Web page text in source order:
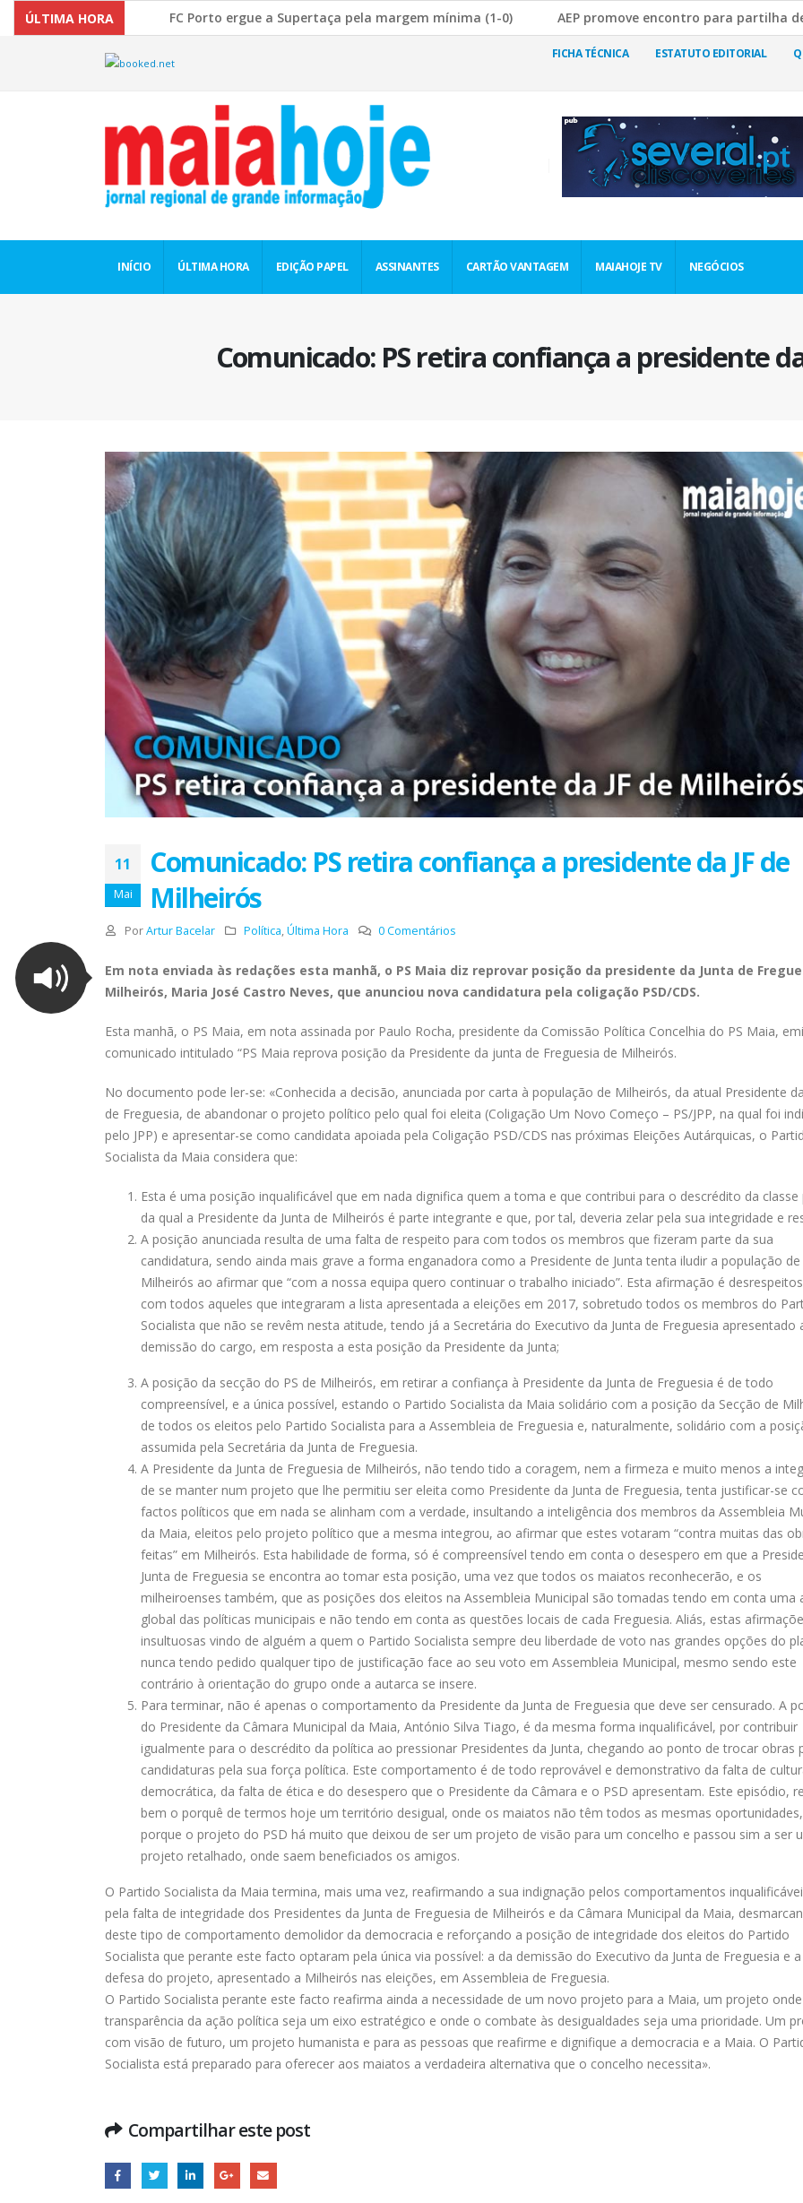
ÚLTIMA HORAFC Porto ergue a Supertaça pela margem mínima (1-0) AEP promove encontro para partilha de boas
Comissão Europeia quer ouvir as PME’s sobre a Rutura da Cadeia de Abastecimento JF Nogueira e
FICHA TÉCNICA ESTATUTO EDITORIAL
INÍCIO ÚLTIMA HORA EDIÇÃO PAPEL ASSINANTES CARTÃO VANTAGEM MAIAHOJE TV NEGÓCIOS
Comunicado: PS retira confiança a presidente
11
Mai
Comunicado: PS retira confiança a presidente da JF de
Milheirós
PorArtur Bacelar Política,Última Hora 0 Comentários
Em nota enviada às redações esta manhã, o PS Maia diz reprovar posição da presidente da Junta de
Milheirós, Maria José Castro Neves, que anunciou nova candidatura pela coligação PSD/CDS.
Esta manhã, o PS Maia, em nota assinada por Paulo Rocha, presidente da Comissão Política Concelhia do PS Maia,
comunicado intitulado “PS Maia reprova posição da Presidente da junta de Freguesia de Milheirós.
No documento pode ler-se: «Conhecida a decisão, anunciada por carta à população de Milheirós, da atual Presidente
de Freguesia, de abandonar o projeto político pelo qual foi eleita (Coligação Um Novo Começo – PS/JPP, na qual foi
pelo JPP) e apresentar-se como candidata apoiada pela Coligação PSD/CDS nas próximas Eleições Autárquicas, o
Socialista da Maia considera que:
Esta é uma posição inqualificável que em nada dignifica quem a toma e que contribui para o descrédito da classe
da qual a Presidente da Junta de Milheirós é parte integrante e que, por tal, deveria zelar pela sua integridade e
A posição anunciada resulta de uma falta de respeito para com todos os membros que fizeram parte da sua
candidatura, sendo ainda mais grave a forma enganadora como a Presidente de Junta tenta iludir a população de
Milheirós ao afirmar que “com a nossa equipa quero continuar o trabalho iniciado”. Esta afirmação é
com todos aqueles que integraram a lista apresentada a eleições em 2017, sobretudo todos os membros do
Socialista que não se revêm nesta atitude, tendo já a Secretária do Executivo da Junta de Freguesia apresentado
demissão do cargo, em resposta a esta posição da Presidente da Junta;
A posição da secção do PS de Milheirós, em retirar a confiança à Presidente da Junta de Freguesia é de todo
compreensível, e a única possível, estando o Partido Socialista da Maia solidário com a posição da Secção de
de todos os eleitos pelo Partido Socialista para a Assembleia de Freguesia e, naturalmente, solidário com a
assumida pela Secretária da Junta de Freguesia.
A Presidente da Junta de Freguesia de Milheirós, não tendo tido a coragem, nem a firmeza e muito menos a
de se manter num projeto que lhe permitiu ser eleita como Presidente da Junta de Freguesia, tenta justificar-se
factos políticos que em nada se alinham com a verdade, insultando a inteligência dos membros da Assembleia
da Maia, eleitos pelo projeto político que a mesma integrou, ao afirmar que estes votaram “contra muitas das
feitas” em Milheirós. Esta habilidade de forma, só é compreensível tendo em conta o desespero em que a
Junta de Freguesia se encontra ao tomar esta posição, uma vez que todos os maiatos reconhecerão, e os
milheiroenses também, que as posições dos eleitos na Assembleia Municipal são tomadas tendo em conta uma
global das políticas municipais e não tendo em conta as questões locais de cada Freguesia. Aliás, estas
insultuosas vindo de alguém a quem o Partido Socialista sempre deu liberdade de voto nas grandes opções do
nunca tendo pedido qualquer tipo de justificação face ao seu voto em Assembleia Municipal, mesmo sendo este
contrário à orientação do grupo onde a autarca se insere.
Para terminar, não é apenas o comportamento da Presidente da Junta de Freguesia que deve ser censurado. A
do Presidente da Câmara Municipal da Maia, António Silva Tiago, é da mesma forma inqualificável, por contribuir
igualmente para o descrédito da política ao pressionar Presidentes da Junta, chegando ao ponto de trocar obras
candidaturas pela sua força política. Este comportamento é de todo reprovável e demonstrativo da falta de
democrática, da falta de ética e do desespero que o Presidente da Câmara e o PSD apresentam. Este episódio,
bem o porquê de termos hoje um território desigual, onde os maiatos não têm todos as mesmas oportunidades,
porque o projeto do PSD há muito que deixou de ser um projeto de visão para um concelho e passou sim a ser
projeto retalhado, onde saem beneficiados os amigos.
O Partido Socialista da Maia termina, mais uma vez, reafirmando a sua indignação pelos comportamentos
pela falta de integridade dos Presidentes da Junta de Freguesia de Milheirós e da Câmara Municipal da Maia,
deste tipo de comportamento demolidor da democracia e reforçando a posição de integridade dos eleitos do Partido
Socialista que perante este facto optaram pela única via possível: a da demissão do Executivo da Junta de Freguesia e
defesa do projeto, apresentado a Milheirós nas eleições, em Assembleia de Freguesia.
O Partido Socialista perante este facto reafirma ainda a necessidade de um novo projeto para a Maia, um projeto
transparência da ação política seja um eixo estratégico e onde o combate às desigualdades seja uma prioridade. Um
com visão de futuro, um projeto humanista e para as pessoas que reafirme e dignifique a democracia e a Maia. O
Socialista está preparado para oferecer aos maiatos a verdadeira alternativa que o concelho necessita».
Compartilhar este post
FC Porto ergue a Supertaça
pela margem mínima (1-0)
2 de Agosto, 2026
AEP promove encontro para
partilha de boas práticas na
integração de requerentes de
proteção internacional
28 de Julho, 2026
Exame de Época com Nota
Alta: FC Porto vence Aston
Villa (2-1)
26 de Julho, 2026
AEP desafia empresas na QSP
Summit e revela prioridades
do tecido empresarial em dois
minutos
17 de Julho, 2026
O Fator Humano na Era
Algorítmica: As Grandes
Linhas de Força do QSP
Summit 2026
7 de Julho, 2026
Leça FC vence Campeonato de
Portugal na final do Jamor
11 de Junho, 2026
FC Porto ergue a
pela margem mínima
2 de Agosto, 2026
AEP promove
partilha de boas
integração de
proteção internacional
28 de Julho, 2026
Exame de Época com
Alta: FC Porto vence